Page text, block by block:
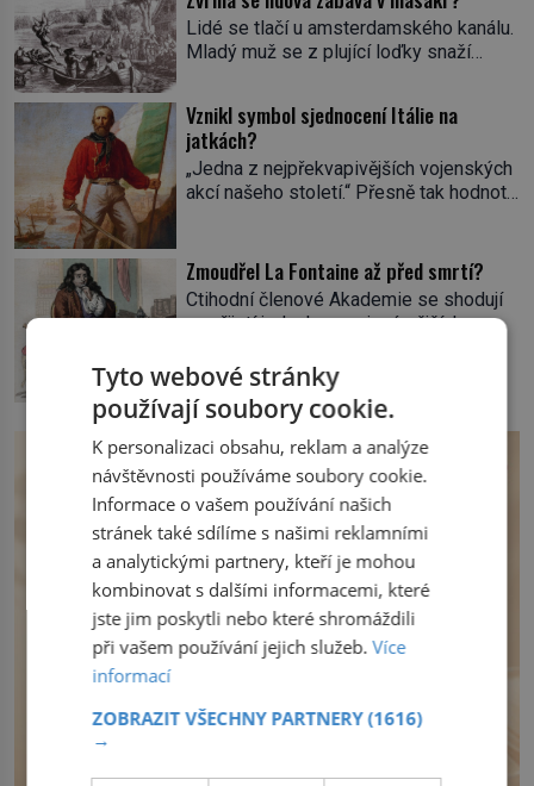
rázně zatočit. Od roku 1629 se
setkávají v pařížském domě
spisovatele Valentina Conrarta (1603–
Nikomu se tím ale příliš nechlubí. Někdo
by jejich spolek klidně mohl považovat
za nelegální. […]
Lidé se tlačí u amsterdamského kanálu.
Mladý muž se z plující loďky snaží
vody. Diváci křičí a smějí se. Nevinná
pouliční zábava, dalo by se říct. V
nizozemských městech má svou tradici,
hlavně v lidových čtvrtích. Aspoň na
Vznikl symbol sjednocení Itálie na
jatkách?
„Jedna z nejpřekvapivějších vojenských
akcí našeho století.“ Přesně tak hodnotí
Na jeho počátku přitom stála zhruba
tisícovka Červených košil, které vedl do
boje slavný italský revolucionář
sjednotit Itálii se nejednou ocitl v
hledáčku úřadů i […]
Zmoudřel La Fontaine až před smrtí?
Ctihodní členové Akademie se shodují
na přijetí jednoho z nejznámějších
na potvrzení volby králem. „Cože? La
Fontaine? Toho nikdy neschválím!“
prská panovník. Dlouho se Jean de La
Fontaine, narozený 8. července 1621,
nemůže rozhodnout, co v životě vlastně
bude dělat. Převezme práci lesního
dozorce po svém otci, ale víc […]
Tyto webové stránky
používají soubory cookie.
K personalizaci obsahu, reklam a analýze
návštěvnosti používáme soubory cookie.
Informace o vašem používání našich
stránek také sdílíme s našimi reklamními
a analytickými partnery, kteří je mohou
kombinovat s dalšími informacemi, které
jste jim poskytli nebo které shromáždili
při vašem používání jejich služeb.Více
informací
ZOBRAZIT VŠECHNY PARTNERY(1616)
→